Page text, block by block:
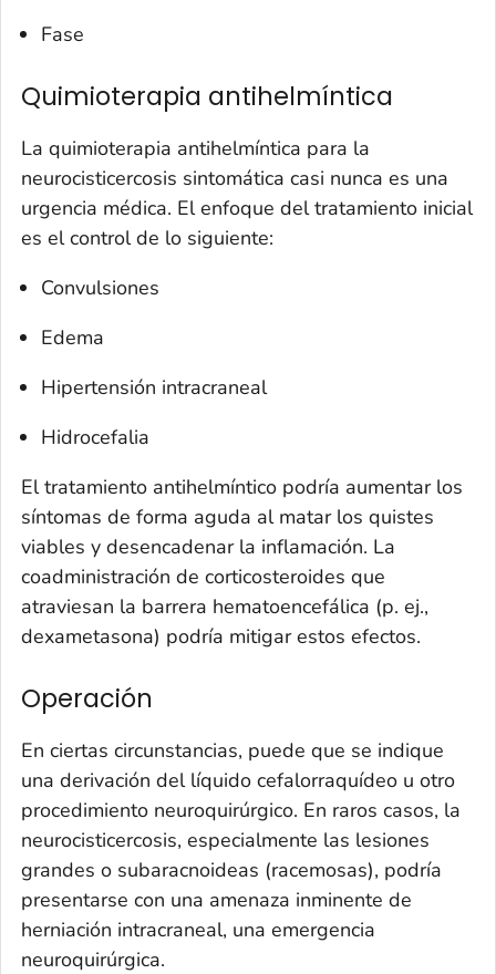
Fase
Quimioterapia antihelmíntica
La quimioterapia antihelmíntica para la
neurocisticercosis sintomática casi nunca es una
urgencia médica. El enfoque del tratamiento inicial
es el control de lo siguiente:
Convulsiones
Edema
Hipertensión intracraneal
Hidrocefalia
El tratamiento antihelmíntico podría aumentar los
síntomas de forma aguda al matar los quistes
viables y desencadenar la inflamación. La
coadministración de corticosteroides que
atraviesan la barrera hematoencefálica (p. ej.,
dexametasona) podría mitigar estos efectos.
Operación
En ciertas circunstancias, puede que se indique
una derivación del líquido cefalorraquídeo u otro
procedimiento neuroquirúrgico. En raros casos, la
neurocisticercosis, especialmente las lesiones
grandes o subaracnoideas (racemosas), podría
presentarse con una amenaza inminente de
herniación intracraneal, una emergencia
neuroquirúrgica.